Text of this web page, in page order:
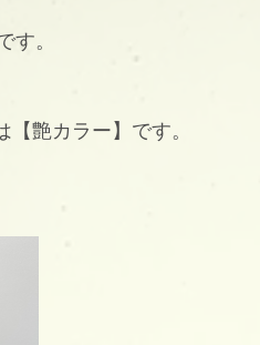
す。
艶カラー】です。